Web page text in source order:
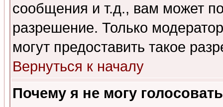
сообщения и т.д., вам может
разрешение. Только
могут предоставить такое
Вернуться к началу
Почему я не могу